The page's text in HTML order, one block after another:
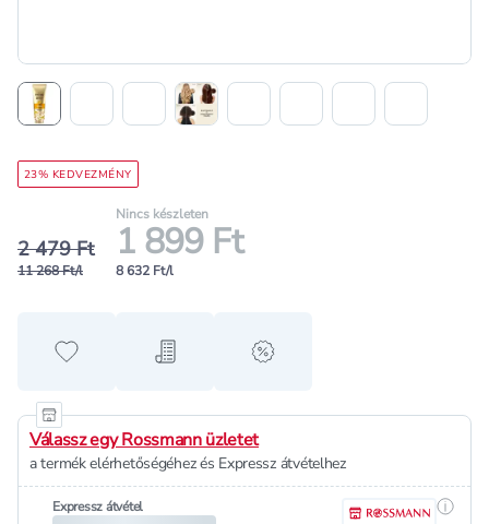
23% KEDVEZMÉNY
2 479 Ft
11 268 Ft/l
Nincs készleten
1 899 Ft
8 632 Ft/l
Hozzáadás a kedvencekhez
Hozzáadás a bevásárló listához
alert when on sale
Válassz egy Rossmann üzletet
a termék elérhetőségéhez és Expressz átvételhez
Expressz átvétel